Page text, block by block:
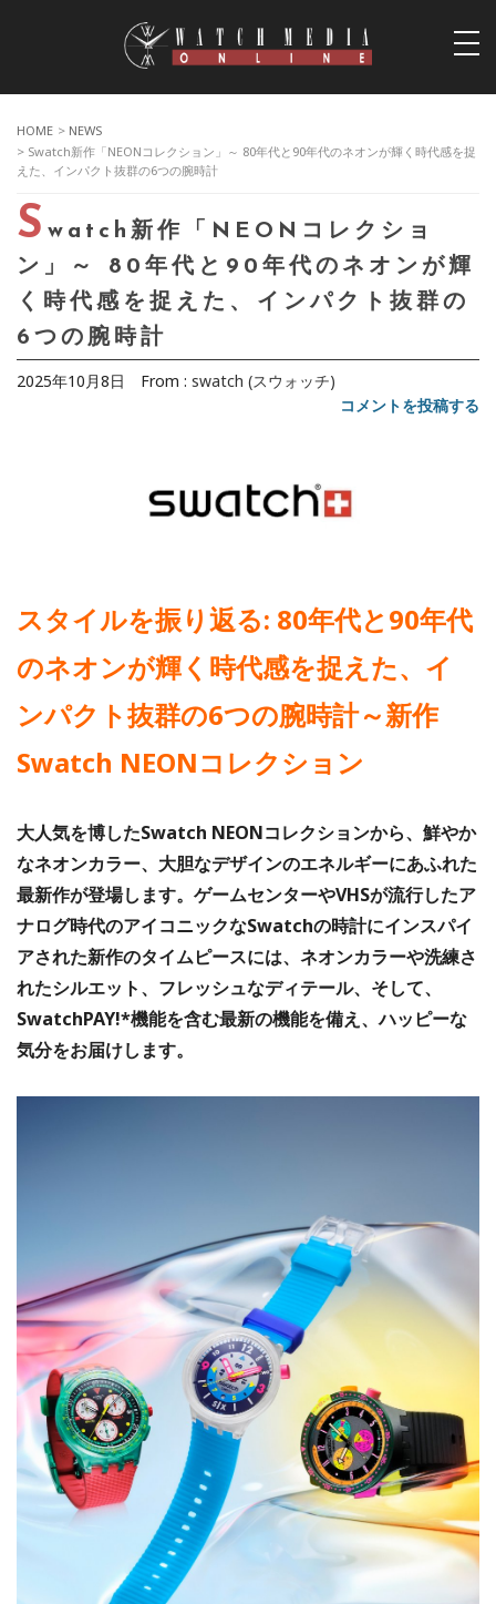
HOME > NEWS
> Swatch新作「NEONコレクション」～ 80年代と90年代のネオンが輝く時代感を捉
えた、インパクト抜群の6つの腕時計
Swatch新作「NEONコレクショ
ン」～ 80年代と90年代のネオンが輝
く時代感を捉えた、インパクト抜群の
6つの腕時計
2025年10月8日 From : swatch (スウォッチ)
コメントを投稿する
スタイルを振り返る: 80年代と90年代
のネオンが輝く時代感を捉えた、イ
ンパクト抜群の6つの腕時計～新作
Swatch NEONコレクション
大人気を博したSwatch NEONコレクションから、鮮やか
なネオンカラー、大胆なデザインのエネルギーにあふれた
最新作が登場します。ゲームセンターやVHSが流行したア
ナログ時代のアイコニックなSwatchの時計にインスパイ
アされた新作のタイムピースには、ネオンカラーや洗練さ
れたシルエット、フレッシュなディテール、そして、
SwatchPAY!*機能を含む最新の機能を備え、ハッピーな
気分をお届けします。